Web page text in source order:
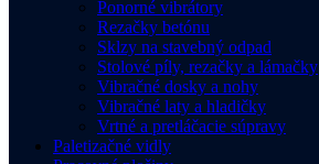
Ponorné vibrátory
Rezačky betónu
Sklzy na stavebný odpad
Stolové píly, rezačky a lámačky
Vibračné dosky a nohy
Vibračné laty a hladičky
Vrtné a pretláčacie súpravy
Paletizačné vidly